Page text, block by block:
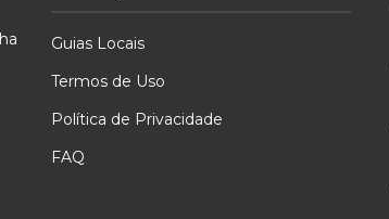
Guias Locais
Termos de Uso
Política de Privacidade
FAQ